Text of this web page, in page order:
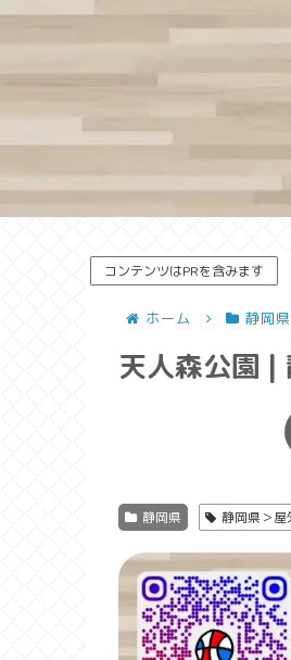
コンテンツはPRを含みます
ホーム 静岡県
天人森公園 |
静岡県 静岡県＞屋